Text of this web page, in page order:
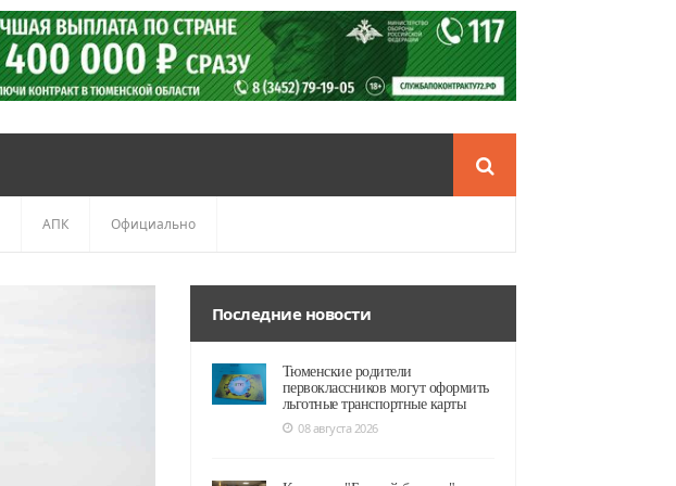
АПК Официально
Последние новости
Тюменские родители
первоклассников могут оформить
льготные транспортные карты
08 августа 2026